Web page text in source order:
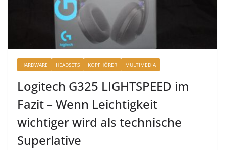
HARDWARE HEADSETS KOPFHÖRER MULTIMEDIA
Logitech G325 LIGHTSPEED im
Fazit – Wenn Leichtigkeit
wichtiger wird als technische
Superlative